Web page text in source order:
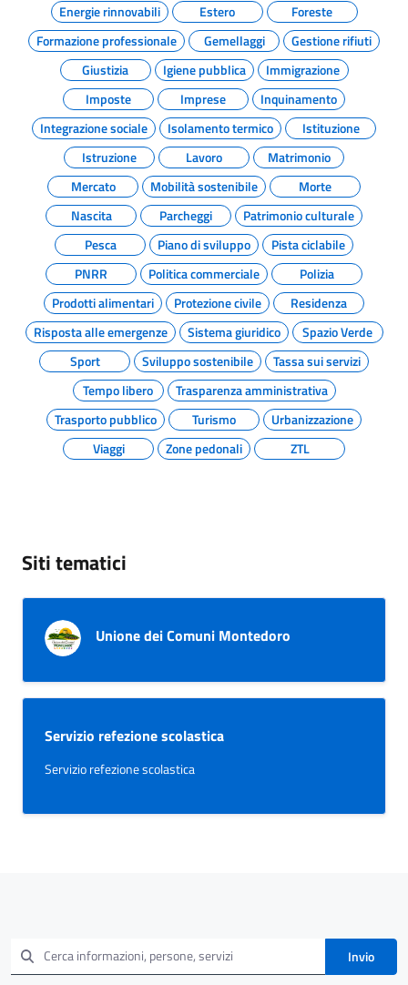
Energie rinnovabili Estero
Foreste
Formazione professionale
Gemellaggi
Gestione rifiuti
Giustizia
Igiene pubblica
Immigrazione
Imposte
Imprese
Inquinamento
Integrazione sociale
Isolamento termico
Istituzione
Istruzione
Lavoro
Matrimonio
Mercato
Mobilità sostenibile
Morte
Nascita
Parcheggi
Patrimonio culturale
Pesca
Piano di sviluppo
Pista ciclabile
PNRR
Politica commerciale
Polizia
Prodotti alimentari
Protezione civile
Residenza
Risposta alle emergenze
Sistema giuridico
Spazio Verde
Sport
Sviluppo sostenibile
Tassa sui servizi
Tempo libero
Trasparenza amministrativa
Trasporto pubblico
Turismo
Urbanizzazione
Viaggi
Zone pedonali ZTL
Siti tematici
Unione dei Comuni Montedoro
Servizio refezione scolastica
Servizio refezione scolastica
Invio